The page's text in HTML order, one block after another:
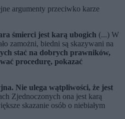
argumenty przeciwko karze
śmierci jest karą ubogich (...) W
zamożni, biedni są skazywani na
stać na dobrych prawników,
procedurę, pokazać
Nie ulega wątpliwości, że jest
Zjednoczonych ona jest karą
skazanie osób o niebiałym